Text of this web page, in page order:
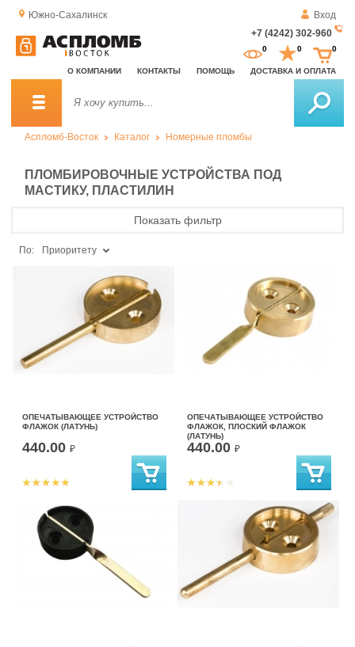
Южно-Сахалинск
Вход
+7 (4242) 302-960
О КОМПАНИИ КОНТАКТЫ ПОМОЩЬ ДОСТАВКА И ОПЛАТА
0 0 0
Аспломб-Восток Каталог Номерные пломбы
ПЛОМБИРОВОЧНЫЕ УСТРОЙСТВА ПОД
МАСТИКУ, ПЛАСТИЛИН
Показать фильтр
По: Приоритету
ОПЕЧАТЫВАЮЩЕЕ УСТРОЙСТВО
ФЛАЖОК (ЛАТУНЬ)
440.00 ₽
ОПЕЧАТЫВАЮЩЕЕ УСТРОЙСТВО
ФЛАЖОК, ПЛОСКИЙ ФЛАЖОК
(ЛАТУНЬ)
440.00 ₽